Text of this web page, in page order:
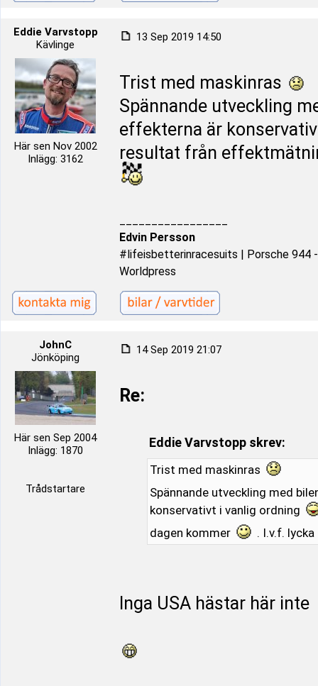
Eddie Varvstopp
Kävlinge
Här sen Nov 2002
Inlägg: 3162
13 Sep 2019 14:50
Trist med maskinras
Spännande utveckling
effekterna är
resultat från
Edvin Persson
#lifeisbetterinracesuits | Porsche 944
Worldpress
JohnC
Jönköping
Här sen Sep 2004
Inlägg: 1870
Trådstartare
14 Sep 2019 21:07
Re:
Eddie Varvstopp skrev:
Trist med maskinras
Spännande utveckling med
konservativt i vanlig ordning
dagen kommer
. I.v.f.
Inga USA hästar här inte